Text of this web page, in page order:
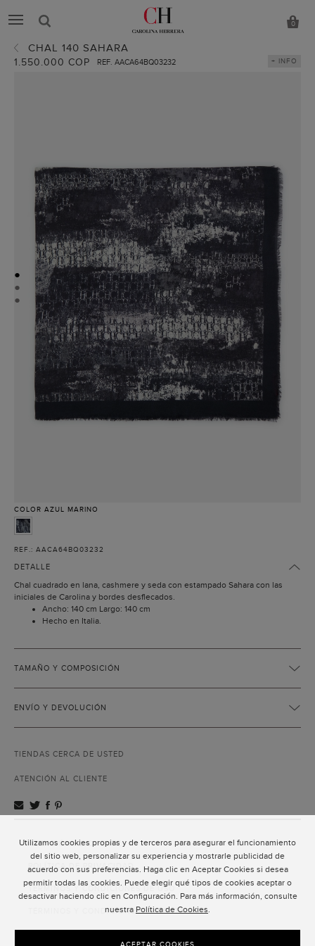
Utilizamos cookies propias y de terceros para asegurar el funcionamiento
del sitio web, personalizar su experiencia y mostrarle publicidad de
acuerdo con sus preferencias. Haga clic en Aceptar Cookies si desea
permitir todas las cookies. Puede elegir qué tipos de cookies aceptar o
desactivar haciendo clic en Configuración. Para más información, consulte
nuestra Política de Cookies.
ACEPTAR COOKIES
0
CHAL 140 SAHARA
1.550.000 COP REF. AACA64BQ03232 + INFO
●
●
●
COLOR AZUL MARINO
REF.: AACA64BQ03232
DETALLE
Chal cuadrado en lana, cashmere y seda con estampado Sahara con las
iniciales de Carolina y bordes desflecados.
Ancho: 140 cm Largo: 140 cm
Hecho en Italia.
TAMAÑO Y COMPOSICIÓN
ENVÍO Y DEVOLUCIÓN
TIENDAS CERCA DE USTED
ATENCIÓN AL CLIENTE
ATENCIÓN AL CLIENTE
POLÍTICA DE PRIVACIDAD
TÉRMINOS Y CONDICIONES DE USO
TÉRMINOS Y CONDICIONES DE VENTA
SUSCRIPCIÓN AL NEWSLETTER